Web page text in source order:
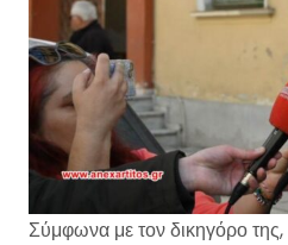
Σύμφωνα με τον δικηγόρο της,